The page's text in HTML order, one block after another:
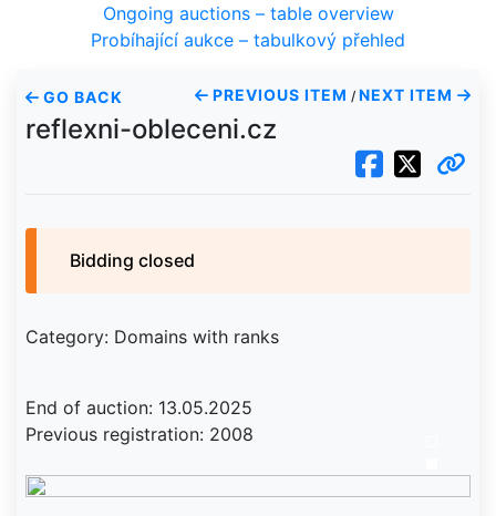
Ongoing auctions – table overview
Probíhající aukce – tabulkový přehled
GO BACK PREVIOUS ITEM / NEXT ITEM
reflexni-obleceni.cz
Bidding closed
Category: Domains with ranks
End of auction: 13.05.2025
Previous registration: 2008